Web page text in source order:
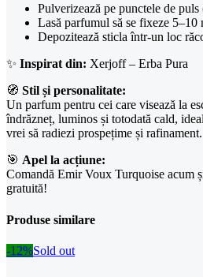
Pulverizează pe punctele de
Lasă parfumul să se fixeze 5–10
Depozitează sticla într-un loc
✨ Inspirat din: Xerjoff – Erba Pura
🧭 Stil și personalitate:
Un parfum pentru cei care visează la
îndrăzneț, luminos și totodată cald,
vrei să radiezi prospețime și rafinament.
🎯 Apel la acțiune:
Comandă Emir Voux Turquoise acum
gratuită!
Produse similare
-12%Sold out